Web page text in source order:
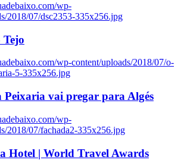
wp-
2018/07/dsc2353-335x256.jpg
Tejo
wp-content/uploads/2018/07/o-
5-335x256.jpg
Peixaria vai pregar para Algés
wp-
2018/07/fachada2-335x256.jpg
Hotel | World Travel Awards